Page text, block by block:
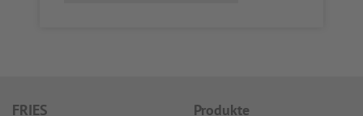
FRIES
Produkte